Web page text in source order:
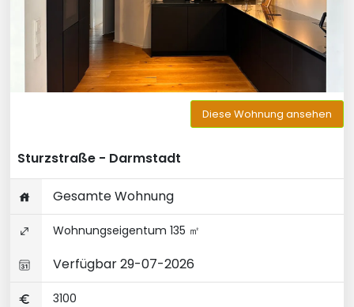
Diese Wohnung ansehen
Sturzstraße - Darmstadt
Gesamte Wohnung
Wohnungseigentum 135 ㎡
Verfügbar 29-07-2026
3100